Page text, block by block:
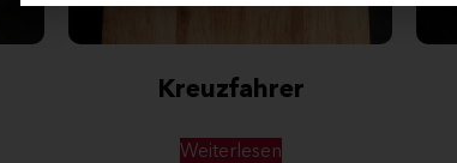
Kreuzfahrer
Weiterlesen